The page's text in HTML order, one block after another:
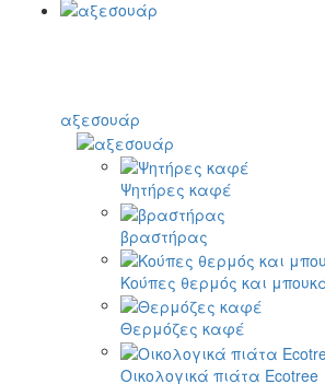
αξεσουάρ
Ψητήρες καφέ
βραστήρας
Κούπες θερμός και
Θερμόζες καφέ
Οικολογικά πιάτα Ecotree